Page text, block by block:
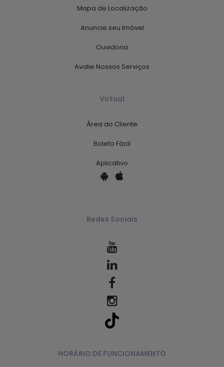
Mapa de Localização
Anuncie seu Imóvel
Ouvidoria
Avalie Nossos Serviços
Virtual
Área do Cliente
Boleto Fácil
Aplicativo
Redes Sociais
HORÁRIO DE FUNCIONAMENTO